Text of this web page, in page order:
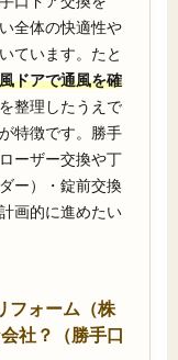
全体の快適性や
ています。たと
ドアで通風を確
整理したうえで
特徴です。勝手
ーザー交換や丁
ー）・錠前交換
画的に進めたい
フォーム（株
社？（勝手口